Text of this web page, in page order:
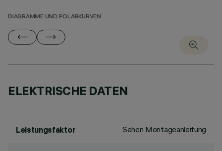
DIAGRAMME UND POLARKURVEN
ELEKTRISCHE DATEN
Leistungsfaktor Sehen Montageanleitung